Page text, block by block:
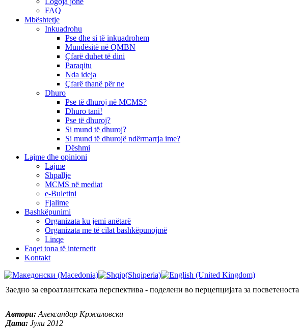
FAQ
Mbështetje
Inkuadrohu
Pse dhe si të inkuadrohem
Mundësitë në QMBN
Çfarë duhet të dini
Paraqitu
Nda ideja
Çfarë thanë për ne
Dhuro
Pse të dhuroj në MCMS?
Dhuro tani!
Pse të dhuroj?
Si mund të dhuroj?
Si mund të dhurojë ndërmarrja ime?
Dëshmi
Lajme dhe opinioni
Lajme
Shpallje
MCMS në mediat
e-Buletini
Fjalime
Bashkëpunimi
Organizata ku jemi anëtarë
Organizata me të cilat bashkëpunojmë
Linqe
Faqet tona të internetit
Kontakt
Заедно за евроатлантската перспектива - поделени во перцепцијата за посветеноста
Автори: Александар Кржаловски
Дата: Јули 2012